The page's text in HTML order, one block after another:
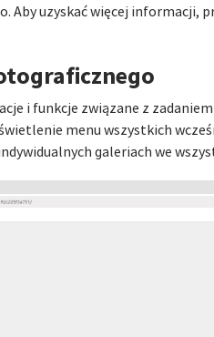
Aby uzyskać więcej informacji,
i funkcje związane z
menu wszystkich
galeriach we